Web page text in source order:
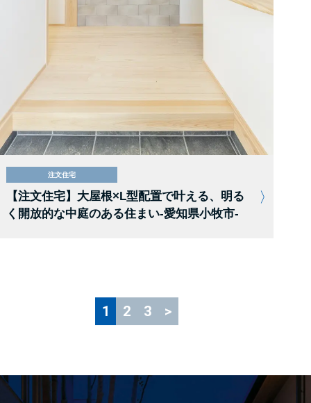
注文住宅
【注文住宅】大屋根×L型配置で叶える、明る
く開放的な中庭のある住まい-愛知県小牧市-
1 2 3 >